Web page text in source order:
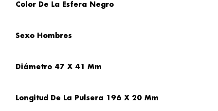
Color De La Esfera Negro
Sexo Hombres
Diámetro 47 X 41 Mm
Longitud De La Pulsera 196 X 20 Mm